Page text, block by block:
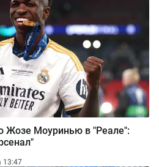
Жозе Моуринью в "Реале":
13:47